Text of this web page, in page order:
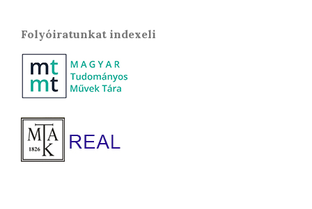
Folyóiratunkat indexeli